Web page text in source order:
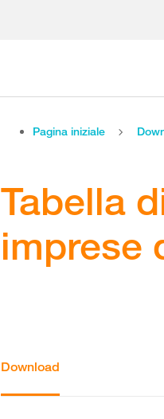
Pagina iniziale
Tabella
imprese
Download